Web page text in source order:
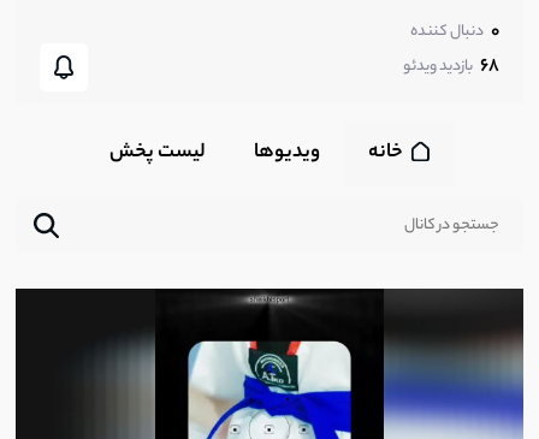
0 دنبال کننده
68 بازدید ویدئو
خانه ویدیوها لیست پخش‌